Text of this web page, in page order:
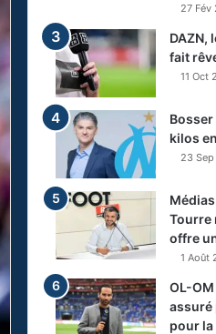
27 Fév
DAZN,
fait
11 Oct
Bosser
kilos
23
Tourre
offre
1 Août
OL-
assuré
pour la